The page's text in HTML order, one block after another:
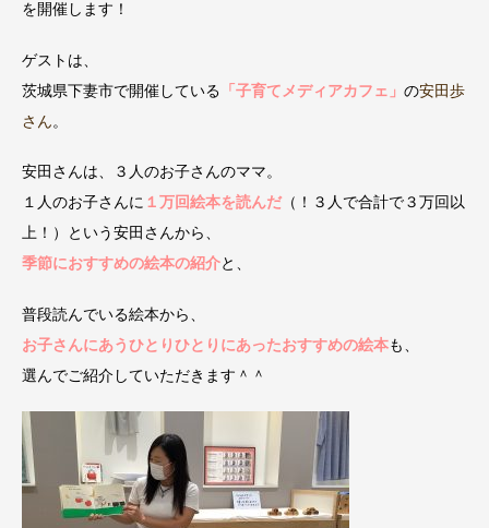
を開催します！
ゲストは、
茨城県下妻市で開催している 「子育てメディアカフェ」 の安田歩
さん。
安田さんは、３人のお子さんのママ。
１人のお子さんに １万回絵本を読んだ （！３人で合計で３万回以
上！）という安田さんから、
季節におすすめの絵本の紹介と、
普段読んでいる絵本から、
お子さんにあうひとりひとりにあったおすすめの絵本も、
選んでご紹介していただきます＾＾